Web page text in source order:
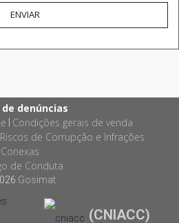
ENVIAR
de denúncias
Condições gerais de venda
de Corrupção e Infrações
Conexas
de Conduta
Gosimat
(CNIACC)